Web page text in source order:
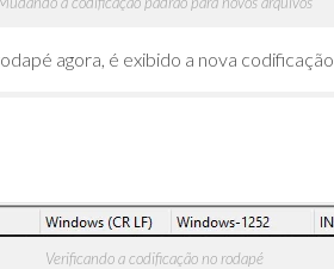
agora, é exibido a nova codificação
Verificando a codificação no rodapé